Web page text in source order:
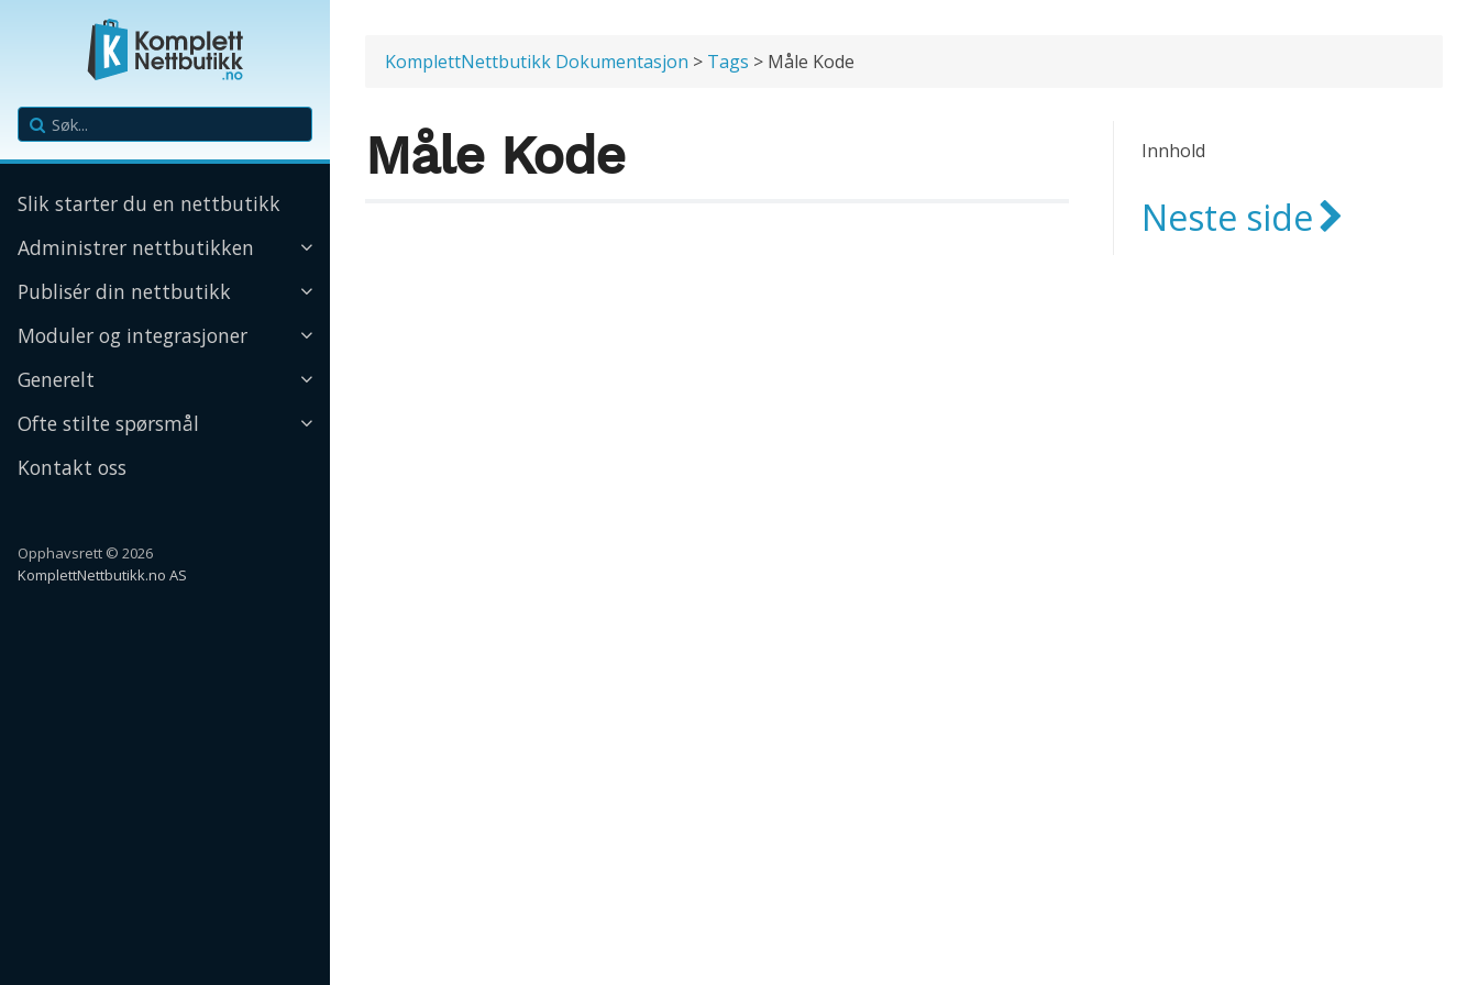
Slik starter du en nettbutikk
Administrer nettbutikken
Publisér din nettbutikk
Moduler og integrasjoner
Generelt
Ofte stilte spørsmål
Kontakt oss
Opphavsrett © 2026
KomplettNettbutikk.no AS
KomplettNettbutikk Dokumentasjon > Tags > Måle Kode
Innhold
Neste side
Måle Kode